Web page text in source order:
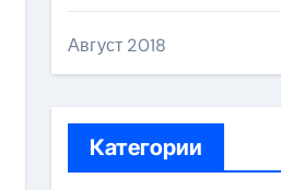
Август 2018
Категории